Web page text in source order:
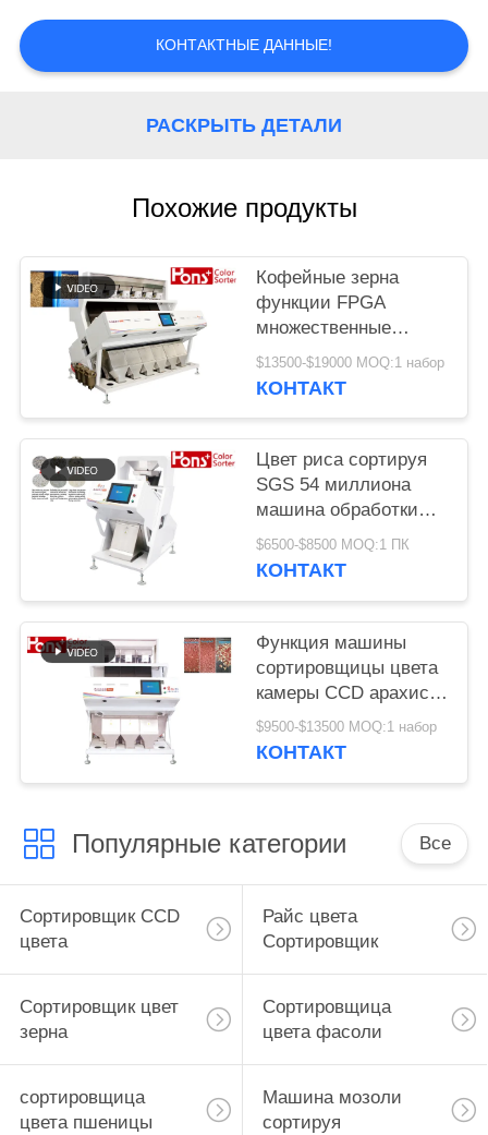
PRIVACY
КОНТАКТНЫЕ ДАННЫЕ!
РАСКРЫТЬ ДЕТАЛИ
Похожие продукты
Кофейные зерна
функции FPGA
множественные
красят сортируя
машину
$13500-$19000 MOQ:1 набор
КОНТАКТ
Цвет риса сортируя
SGS 54 миллиона
машина обработки
разделителя пиксела
$6500-$8500 MOQ:1 ПК
КОНТАКТ
Функция машины
сортировщицы цвета
камеры CCD арахиса
3 парашютов
множественная
$9500-$13500 MOQ:1 набор
КОНТАКТ
Популярные категории Все
Сортировщик CCD
цвета
Райс цвета
Сортировщик
Сортировщик цвет
зерна
Сортировщица
цвета фасоли
сортировщица
цвета пшеницы
Машина мозоли
сортируя